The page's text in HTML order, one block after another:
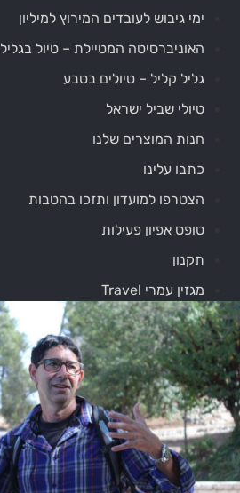
ימי גיבוש לעובדים המירוץ למיליון
האוניברסיטה המטיילת – טיול בגליל
גליל קליל – טיולים בטבע
טיולי שביל ישראל
חנות המוצרים שלנו
כתבו עלינו
הצטרפו למועדון ותזכו בהטבות
טופס אפיון פעילות
תקנון
מגזין עמרי Travel